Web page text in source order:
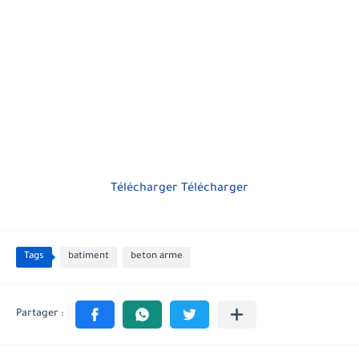
Télécharger Télécharger
Tags batiment beton arme